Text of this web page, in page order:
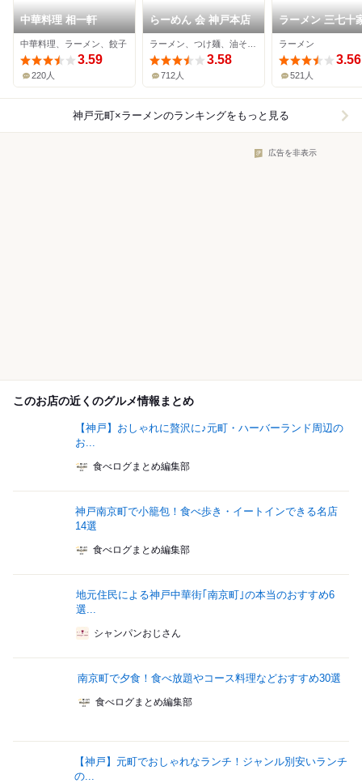
中華料理 相一軒
中華料理、ラーメン、餃子
3.59
220人
らーめん 会 神戸本店
3.58
712人
ラーメン 三七十
ラーメン
3.56
521人
神戸元町×ラーメンのランキングをもっと見る
広告を非表示
このお店の近くのグルメ情報まとめ
【神戸】おしゃれに贅沢に♪元町・ハーバーランド周辺の
お...
食べログまとめ編集部
神戸南京町で小籠包！食べ歩き・イートインできる名店
14選
食べログまとめ編集部
地元住民による神戸中華街｢南京町｣の本当のおすすめ6
選...
シャンパンおじさん
南京町で夕食！食べ放題やコース料理などおすすめ30選
食べログまとめ編集部
【神戸】元町でおしゃれなランチ！ジャンル別安いランチ
の...